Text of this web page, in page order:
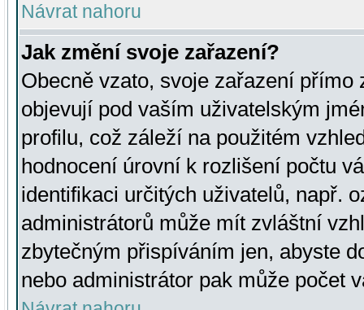
Návrat nahoru
Jak změní svoje zařazení?
Obecně vzato, svoje zařazení přímo
objevují pod vaším uživatelským
profilu, což záleží na použitém
hodnocení úrovní k rozlišení počtu
identifikaci určitých uživatelů, např.
administrátorů může mít zvláštní
zbytečným přispíváním jen, abyste
nebo administrátor pak může počet